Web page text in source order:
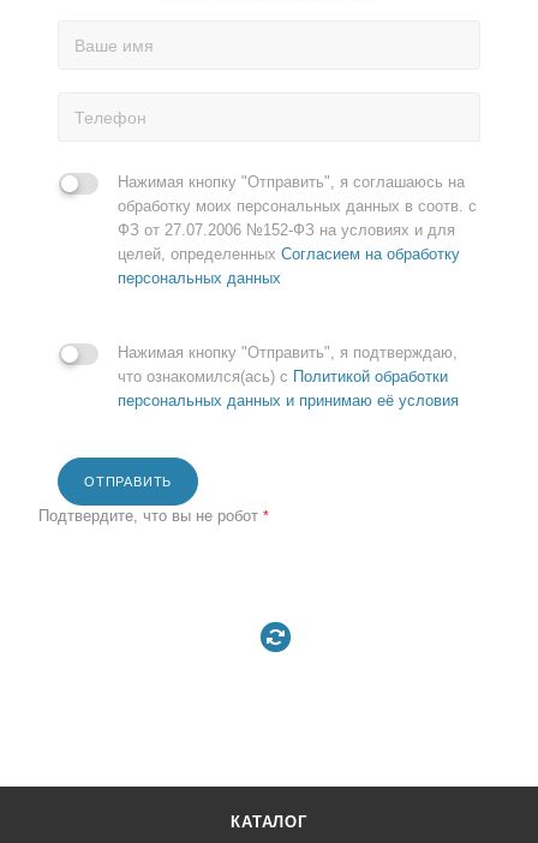
Нажимая кнопку "Отправить", я соглашаюсь на
обработку моих персональных данных в соотв. с
ФЗ от 27.07.2006 №152-ФЗ на условиях и для
целей, определенных Согласием на обработку
персональных данных
Нажимая кнопку "Отправить", я подтверждаю,
что ознакомился(ась) с Политикой обработки
персональных данных и принимаю её условия
ОТПРАВИТЬ
Подтвердите, что вы не робот *
КАТАЛОГ